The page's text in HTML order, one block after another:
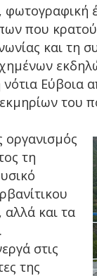
που
και τη
Εύβοια
του
τη
αλλά και τα
στις
της